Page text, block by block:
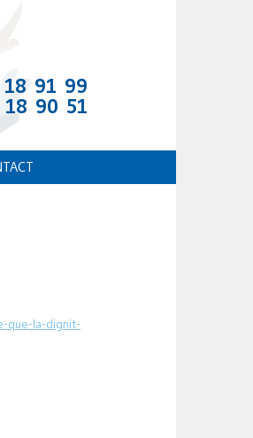
91 99
90 51
que-la-dignit-